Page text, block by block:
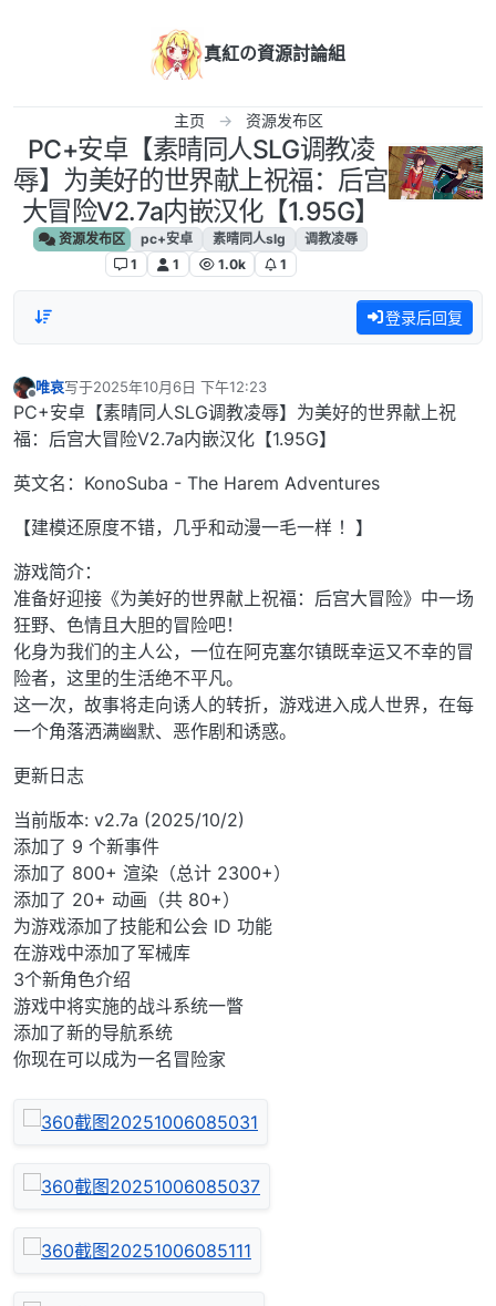
真紅の資源討論組
主页 资源发布区
PC+安卓【素晴同人SLG调教凌
辱】为美好的世界献上祝福：后宫
大冒险V2.7a内嵌汉化【1.95G】
资源发布区 pc+安卓 素晴同人slg
调教凌辱
1
1 1.0k 1
登录后回复
离线
唯哀写于2025年10月6日 下午12:23
最后由 编辑
PC+安卓【素晴同人SLG调教凌辱】为美好的世界献上祝
福：后宫大冒险V2.7a内嵌汉化【1.95G】
英文名：KonoSuba - The Harem Adventures
【建模还原度不错，几乎和动漫一毛一样 ！】
游戏简介：
准备好迎接《为美好的世界献上祝福：后宫大冒险》中一场
狂野、色情且大胆的冒险吧！
化身为我们的主人公，一位在阿克塞尔镇既幸运又不幸的冒
险者，这里的生活绝不平凡。
这一次，故事将走向诱人的转折，游戏进入成人世界，在每
一个角落洒满幽默、恶作剧和诱惑。
更新日志
当前版本: v2.7a (2025/10/2)
添加了 9 个新事件
添加了 800+ 渲染（总计 2300+）
添加了 20+ 动画（共 80+）
为游戏添加了技能和公会 ID 功能
在游戏中添加了军械库
3个新角色介绍
游戏中将实施的战斗系统一瞥
添加了新的导航系统
你现在可以成为一名冒险家